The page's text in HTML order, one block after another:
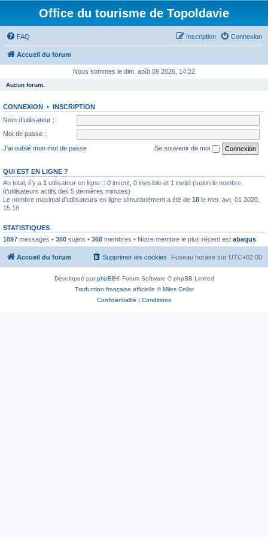
Office du tourisme de Topoldavie
FAQ Connexion
Inscription
Accueil du forum
Nous sommes le dim. août 09 2026, 14:22
Aucun forum.
CONNEXION • INSCRIPTION
Nom d’utilisateur :
Mot de passe :
J’ai oublié mon mot de passe
Se souvenir de moi
QUI EST EN LIGNE ?
Au total, il y a 1 utilisateur en ligne :: 0 inscrit, 0 invisible et 1 invité (selon le nombre
d’utilisateurs actifs des 5 dernières minutes)
Le nombre maximal d’utilisateurs en ligne simultanément a été de 18 le mer. avr. 01 2020,
15:18
STATISTIQUES
1897 messages • 380 sujets • 368 membres • Notre membre le plus récent est abaqus
Accueil du forum Fuseau horaire sur UTC+02:00
Supprimer les cookies
Développé parphpBB® Forum Software © phpBB Limited
Traduction française officielle ©Miles Cellar
Confidentialité | Conditions